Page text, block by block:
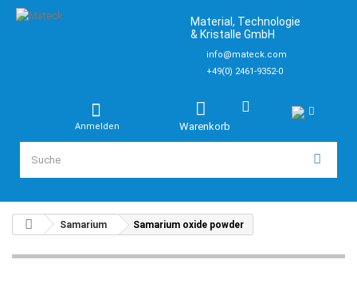
Material, Technologie
& Kristalle GmbH
info@mateck.com
+49(0) 2461-9352-0
Warenkorb
Anmelden
Samarium Samarium oxide powder